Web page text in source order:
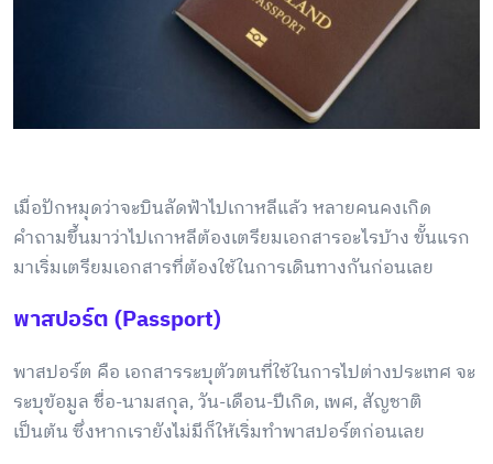
เมื่อปักหมุดว่าจะบินลัดฟ้าไปเกาหลีแล้ว หลายคนคงเกิด
คำถามขึ้นมาว่าไปเกาหลีต้องเตรียมเอกสารอะไรบ้างขั้นแรก
มาเริ่มเตรียมเอกสารที่ต้องใช้ในการเดินทางกันก่อนเลย
พาสปอร์ต (Passport)
พาสปอร์ต คือ เอกสารระบุตัวตนที่ใช้ในการไปต่างประเทศ จะ
ระบุข้อมูล ชื่อ-นามสกุล, วัน-เดือน-ปีเกิด, เพศ, สัญชาติ
เป็นต้น ซึ่งหากเรายังไม่มีก็ให้เริ่มทำพาสปอร์ตก่อนเลย